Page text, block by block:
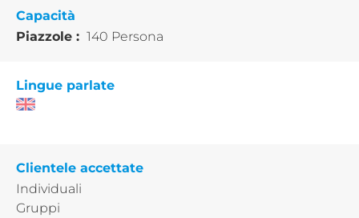
Capacità
Piazzole : 140 Persona
Lingue parlate
Clientele accettate
Individuali
Gruppi